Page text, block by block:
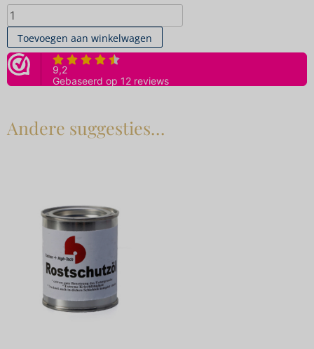
Toevoegen aan winkelwagen
Andere suggesties…